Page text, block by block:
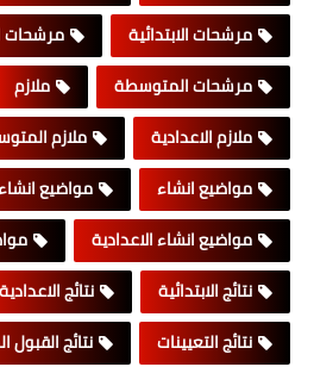
مرشحات الابتدائية
مرشحات
مرشحات المتوسطة
ملازم
ملازم الاعدادية
ملازم
مواضيع انشاء
مواضيع انشاء
مواضيع انشاء الاعدادية
نتائج الابتدائية
نتائج الاعدادية
نتائج التعيينات
نتائج القبول